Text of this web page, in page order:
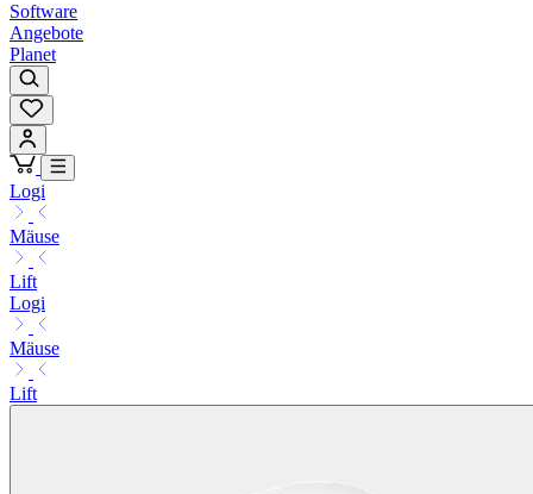
Software
Angebote
Planet
Logi
Mäuse
Lift
Logi
Mäuse
Lift